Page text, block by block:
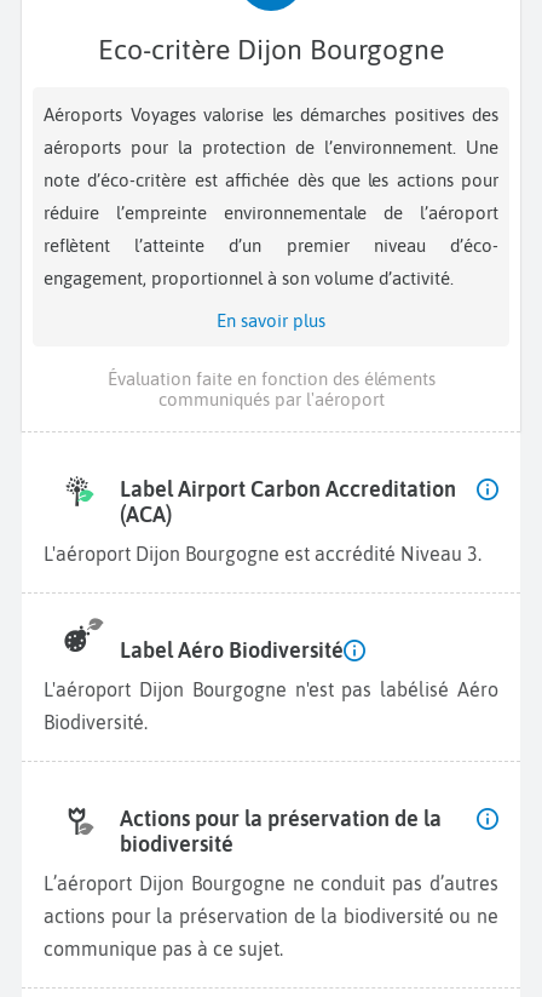
Eco-critère Dijon Bourgogne
Aéroports Voyages valorise les démarches positives des
aéroports pour la protection de l’environnement. Une
note d’éco-critère est affichée dès que les actions pour
réduire l’empreinte environnementale de l’aéroport
reflètent l’atteinte d’un premier niveau d’éco-
engagement, proportionnel à son volume d’activité.
En savoir plus
Évaluation faite en fonction des éléments
communiqués par l'aéroport
Label Airport Carbon Accreditation
(ACA)
L'aéroport Dijon Bourgogne est accrédité Niveau 3.
Label Aéro Biodiversité
L'aéroport Dijon Bourgogne n'est pas labélisé Aéro
Biodiversité.
Actions pour la préservation de la
biodiversité
L’aéroport Dijon Bourgogne ne conduit pas d’autres
actions pour la préservation de la biodiversité ou ne
communique pas à ce sujet.